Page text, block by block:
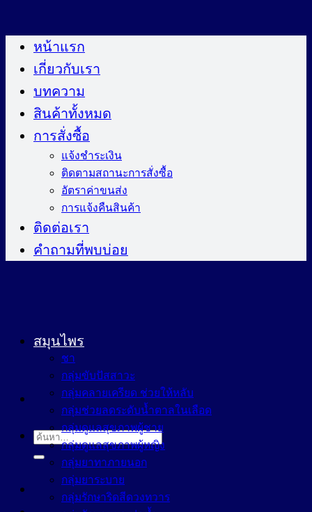
ไป
หน้าแรก
เกี่ยวกับเรา
บทความ
สินค้าทั้งหมด
การสั่งซื้อ
แจ้งชำระเงิน
ติดตามสถานะการสั่งซื้อ
อัตราค่าขนส่ง
การแจ้งคืนสินค้า
ติดต่อเรา
คำถามที่พบบ่อย
ค้นหา:
สมุนไพร
ชา
กลุ่มขับปัสสาวะ
กลุ่มคลายเครียด ช่วยให้หลับ
กลุ่มช่วยลดระดับน้ำตาลในเลือด
กลุ่มดูแลสุขภาพผู้ชาย
กลุ่มดูแลสุขภาพผู้หญิง
กลุ่มยาทาภายนอก
กลุ่มยาระบาย
กลุ่มรักษาริดสีดวงทวาร